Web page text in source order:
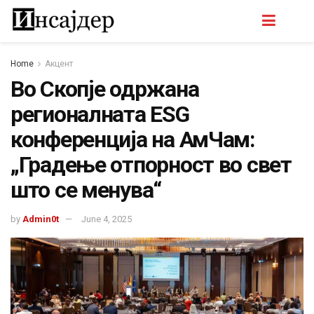
Home Акцент
Во Скопје одржана
регионалната ESG
конференција на АмЧам:
„Градење отпорност во свет
што се менува“
by Admin0t June 4, 2025